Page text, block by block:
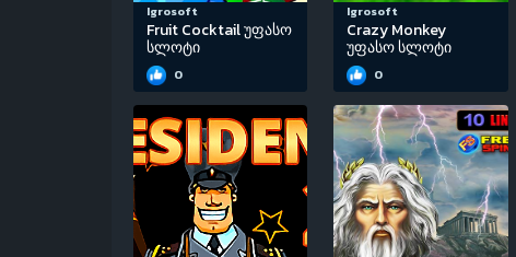
Igrosoft
Fruit Cocktail უფასო
სლოტი
0
Igrosoft
Crazy Monkey
უფასო სლოტი
0